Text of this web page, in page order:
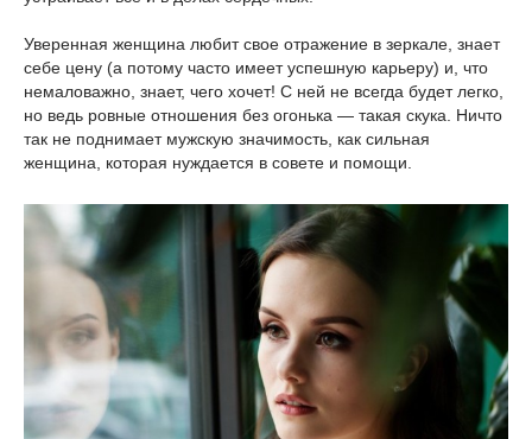
Уверенная женщина любит свое отражение в зеркале, знает
себе цену (а потому часто имеет успешную карьеру) и, что
немаловажно, знает, чего хочет! С ней не всегда будет легко,
но ведь ровные отношения без огонька — такая скука. Ничто
так не поднимает мужскую значимость, как сильная
женщина, которая нуждается в совете и помощи.